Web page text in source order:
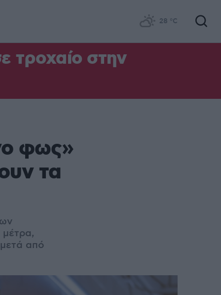
28 °C
τροχαίο στην
φως»
τα
από